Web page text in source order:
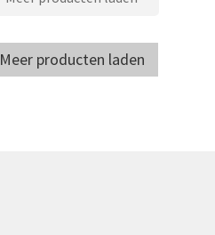
Meer producten laden